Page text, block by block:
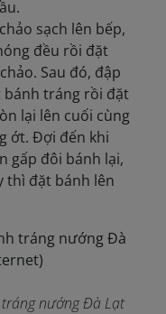
sạch lên bếp,
đều rồi đặt
Sau đó, đập
tráng rồi đặt
lại lên cuối cùng
ớt. Đợi đến khi
gấp đôi bánh lại,
thì đặt bánh lên
nướng Đà Lạt